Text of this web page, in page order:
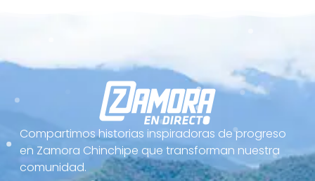
Compartimos historias inspiradoras de progreso
en Zamora Chinchipe que transforman nuestra
comunidad.